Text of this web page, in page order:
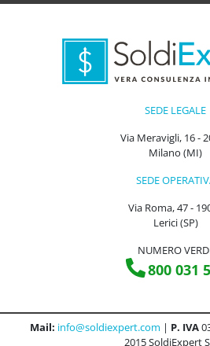
SEDE LEGALE
Via Meravigli, 16 -
Milano (MI)
SEDE
Via Roma, 47 -
Lerici (SP)
NUMERO
800 031
Mail: info@soldiexpert.com | P. IVA
2015 SoldiExpert